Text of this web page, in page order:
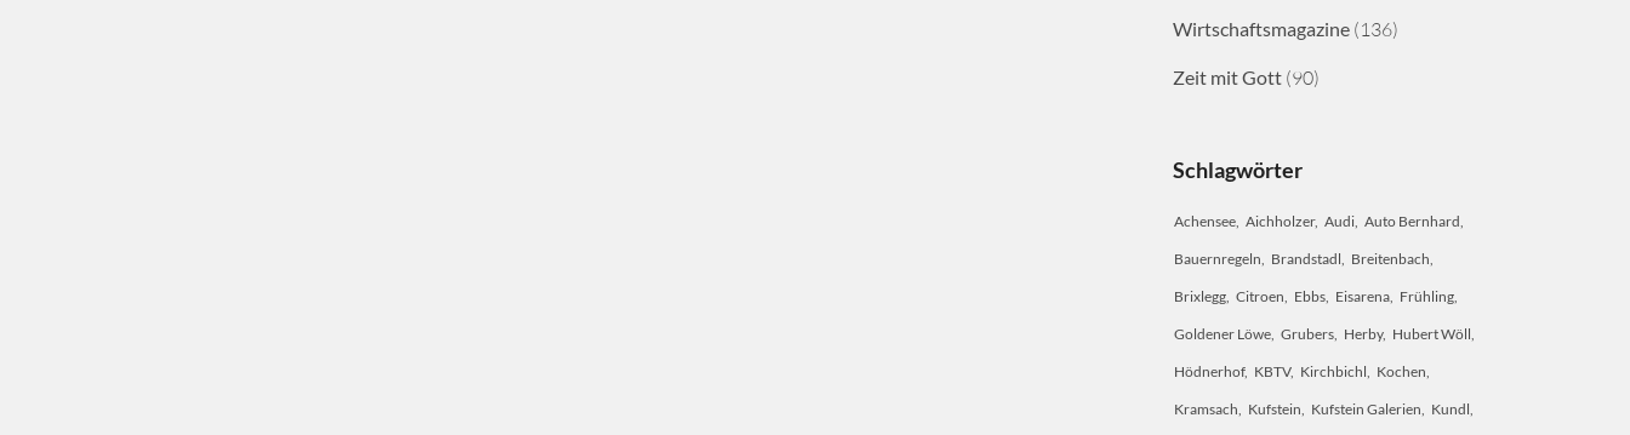
Wirtschaftsmagazine (136)
Zeit mit Gott (90)
Schlagwörter
Achensee Aichholzer Audi Auto Bernhard
Bauernregeln Brandstadl Breitenbach
Brixlegg Citroen Ebbs Eisarena Frühling
Goldener Löwe Grubers Herby Hubert Wöll
Hödnerhof KBTV Kirchbichl Kochen
Kramsach Kufstein Kufstein Galerien Kundl